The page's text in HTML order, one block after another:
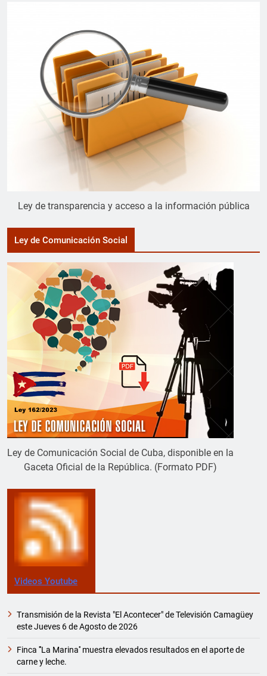
Ley de transparencia y acceso a la información pública
Ley de Comunicación Social
Ley de Comunicación Social de Cuba, disponible en la
Gaceta Oficial de la República. (Formato PDF)
Videos Youtube
Transmisión de la Revista "El Acontecer" de Televisión Camagüey
este Jueves 6 de Agosto de 2026
Finca '''La Marina'' muestra elevados resultados en el aporte de
carne y leche.